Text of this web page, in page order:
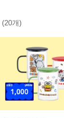
(20개)